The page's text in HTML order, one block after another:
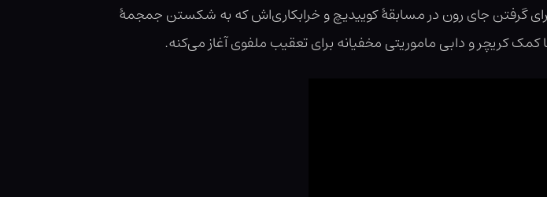
گرفتن جای رون در مسابقهٔ کوییدیچ و خرابکاری‌اش که به شکستن جمجمهٔ
کریچر و دابی ماموریتی مخفیانه برای تعقیب ملفوی آغاز می‌کنه.